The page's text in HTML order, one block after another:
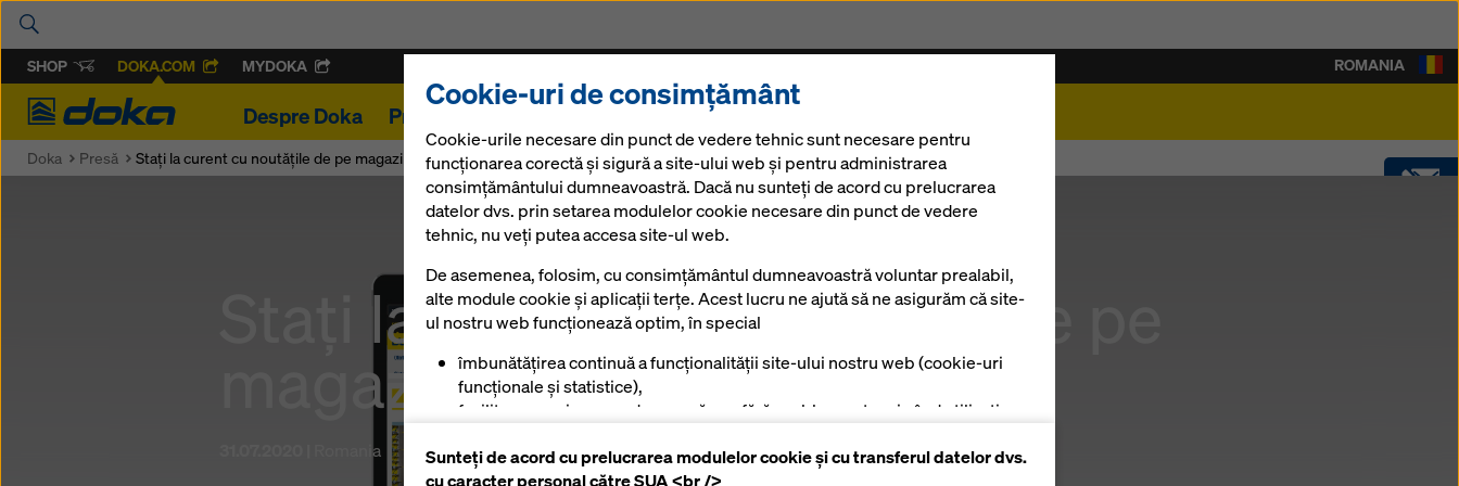
SHOP DOKA.COM MYDOKA
Doka
Despre Doka Proiecte Soluții Digitale
ROMANIA
Doka Presă Stați la curent cu noutățile de pe magazinul online Doka
Stați la curent cu noutățile de pe
magazinul online Doka
Romania
Cookie-uri de consimțământ
Cookie-urile necesare din punct de vedere tehnic sunt necesare pentru
funcționarea corectă și sigură a site-ului web și pentru administrarea
consimțământului dumneavoastră. Dacă nu sunteți de acord cu prelucrarea
datelor dvs. prin setarea modulelor cookie necesare din punct de vedere
tehnic, nu veți putea accesa site-ul web.
De asemenea, folosim, cu consimțământul dumneavoastră voluntar prealabil,
alte module cookie și aplicații terțe. Acest lucru ne ajută să ne asigurăm că site-
ul nostru web funcționează optim, în special
îmbunătățirea continuă a funcționalității site-ului nostru web (cookie-uri
funcționale și statistice),
facilitarea unui proces de cumpărare fără probleme atunci când utilizați
pentru a afișa reclame potrivite pentru dumneavoastră ca utilizator pe
Sunteți de acord cu prelucrarea modulelor cookie și cu transferul datelor dvs.
cu caracter personal către SUA <br />